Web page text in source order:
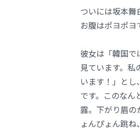
ついには坂本舞
お腹はポヨポヨ
彼女は「韓国で
見ています。私
います！」とし
です。このな
露。下がり眉の
ょんぴょん跳